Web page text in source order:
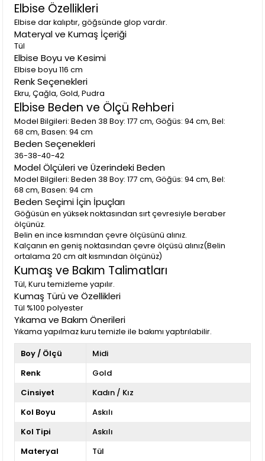
Elbise Özellikleri
Elbise dar kalıptır, göğsünde glop vardır.
Materyal ve Kumaş İçeriği
Tül
Elbise Boyu ve Kesimi
Elbise boyu 116 cm
Renk Seçenekleri
Ekru, Çağla, Gold, Pudra
Elbise Beden ve Ölçü Rehberi
Model Bilgileri: Beden 38 Boy: 177 cm, Göğüs: 94 cm, Bel:
68 cm, Basen: 94 cm
Beden Seçenekleri
36-38-40-42
Model Ölçüleri ve Üzerindeki Beden
Model Bilgileri: Beden 38 Boy: 177 cm, Göğüs: 94 cm, Bel:
68 cm, Basen: 94 cm
Beden Seçimi İçin İpuçları
Göğüsün en yüksek noktasından sırt çevresiyle beraber
ölçünüz.
Belin en ince kısmından çevre ölçüsünü alınız.
Kalçanın en geniş noktasından çevre ölçüsü alınız(Belin
ortalama 20 cm alt kısmından ölçünüz)
Kumaş ve Bakım Talimatları
Tül, Kuru temizleme yapılır.
Kumaş Türü ve Özellikleri
Tül %100 polyester
Yıkama ve Bakım Önerileri
Yıkama yapılmaz kuru temizle ile bakımı yaptırılabilir.
Boy / Ölçü
Midi
Renk
Gold
Cinsiyet
Kadın / Kız
Kol Boyu
Askılı
Kol Tipi
Askılı
Materyal
Tül